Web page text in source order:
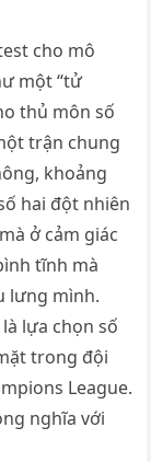
cho mô
một “tử
thủ môn số
trận chung
khoảng
hai đột nhiên
ở cảm giác
tĩnh mà
lưng mình.
lựa chọn số
trong đội
League.
nghĩa với